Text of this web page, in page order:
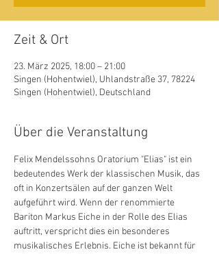
Zeit & Ort
23. März 2025, 18:00 – 21:00
Singen (Hohentwiel), Uhlandstraße 37, 78224
Singen (Hohentwiel), Deutschland
Über die Veranstaltung
Felix Mendelssohns Oratorium "Elias" ist ein
bedeutendes Werk der klassischen Musik, das
oft in Konzertsälen auf der ganzen Welt
aufgeführt wird. Wenn der renommierte
Bariton Markus Eiche in der Rolle des Elias
auftritt, verspricht dies ein besonderes
musikalisches Erlebnis. Eiche ist bekannt für